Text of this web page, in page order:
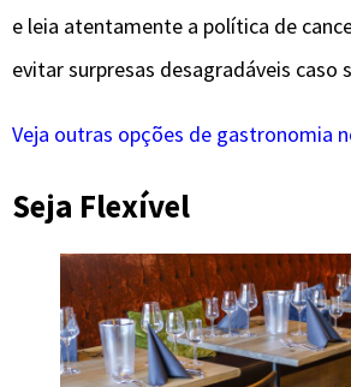
e leia atentamente a política de
evitar surpresas desagradáveis caso
Veja outras opções de gastronomia
Seja Flexível